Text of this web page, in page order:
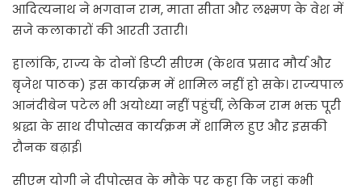
आदित्यनाथ ने भगवान राम, माता सीता और लक्ष्मण के वेश में
सजे कलाकारों की आरती उतारी।
हालांकि, राज्य के दोनों डिप्टी सीएम (केशव प्रसाद मौर्य और
बृजेश पाठक) इस कार्यक्रम में शामिल नहीं हो सके। राज्यपाल
आनंदीबेन पटेल भी अयोध्या नहीं पहुंचीं, लेकिन राम भक्त पूरी
श्रद्धा के साथ दीपोत्सव कार्यक्रम में शामिल हुए और इसकी
रौनक बढ़ाई।
सीएम योगी ने दीपोत्सव के मौके पर कहा कि जहां कभी